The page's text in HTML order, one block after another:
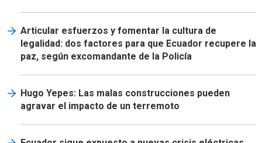
Articular esfuerzos y fomentar la cultura de
legalidad: dos factores para que Ecuador recupere la
paz, según excomandante de la Policía
Hugo Yepes: Las malas construcciones pueden
agravar el impacto de un terremoto